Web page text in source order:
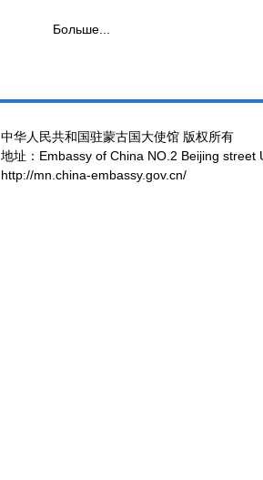
Больше...
中华人民共和国驻蒙古国大使馆 版权所有
地址：Embassy of China NO.2 Beijing street
http://mn.china-embassy.gov.cn/